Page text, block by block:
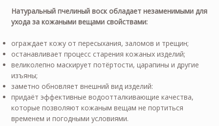
Натуральный пчелиный воск обладает незаменимыми для
ухода за кожаными вещами свойствами:
ограждает кожу от пересыхания, заломов и трещин;
останавливает процесс старения кожаных изделий;
великолепно маскирует потёртости, царапины и другие
изъяны;
заметно обновляет внешний вид изделий:
придаёт эффективные водоотталкивающие качества,
которые позволяют кожаным вещам не портиться
временем и погодными условиями.